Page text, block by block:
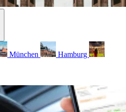
München Hamburg